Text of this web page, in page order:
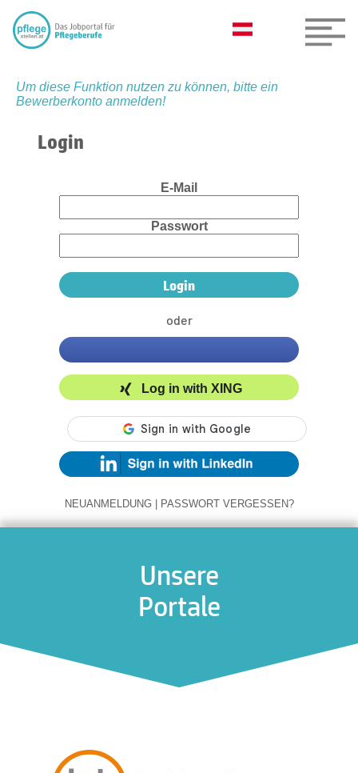
Um diese Funktion nutzen zu können, bitte ein
Bewerberkonto anmelden!
Login
E-Mail
Passwort
oder
Log in with XING
NEUANMELDUNG | PASSWORT VERGESSEN?
Unsere
Portale